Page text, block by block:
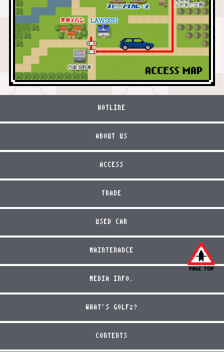
HOTLINE
ABOUT US
ACCESS
TRADE
USED CAR
MAINTENANCE
MEDIA INFO.
WHAT'S GOLF2?
CONTENTS